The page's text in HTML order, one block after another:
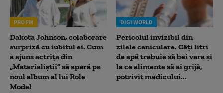
PRO FM
Dakota Johnson, colaborare
surpriză cu iubitul ei. Cum
a ajuns actrița din
„Materialiștii” să apară pe
noul album al lui Role
Model
DIGI WORLD
Pericolul invizibil din
zilele caniculare. Câți litri
de apă trebuie să bei vara și
la ce alimente să ai grijă,
potrivit medicului...